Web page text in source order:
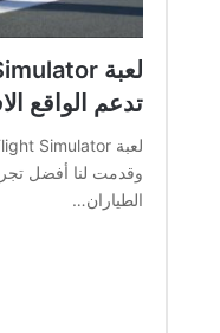
تدعم الواقع
وقدمت لنا أفضل
الطياران…